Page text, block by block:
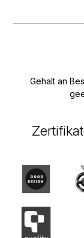
Gehalt an